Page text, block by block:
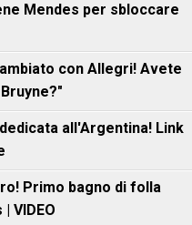
Mendes per sbloccare
con Allegri! Avete
all'Argentina! Link
Primo bagno di folla
VIDEO